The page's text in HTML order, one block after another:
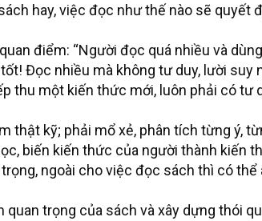
hay, việc đọc như thế nào sẽ quyết
điểm: “Người đọc quá nhiều và
Đọc nhiều mà không tư duy, lười
thu một kiến thức mới, luôn phải có tư
thật kỹ; phải mổ xẻ, phân tích từng ý,
biến kiến thức của người thành kiến
ngoài cho việc đọc sách thì có
trọng của sách và xây dựng thói